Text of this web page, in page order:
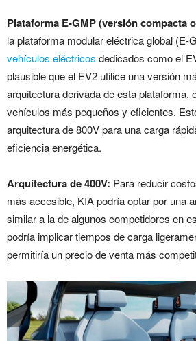
Plataforma E-GMP (versión compacta
la plataforma modular eléctrica global (E-
vehículos eléctricos dedicados como el
plausible que el EV2 utilice una versión
arquitectura derivada de esta plataforma,
vehículos más pequeños y eficientes.
arquitectura de 800V para una carga
eficiencia energética.
Arquitectura de 400V: Para reducir
más accesible, KIA podría optar por una
similar a la de algunos competidores en
podría implicar tiempos de carga
permitiría un precio de venta más